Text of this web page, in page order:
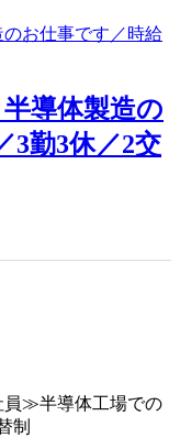
導体製造の
3勤3休／2交
員≫半導体工場での
制